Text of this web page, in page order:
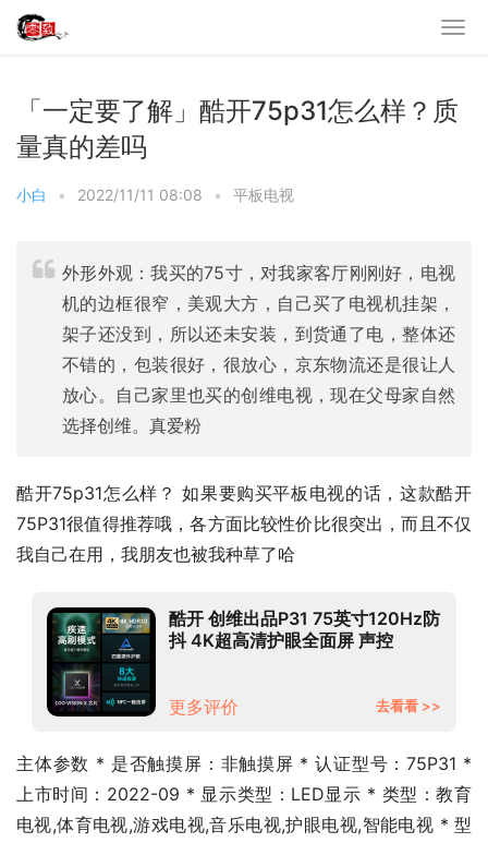
「一定要了解」酷开75p31怎么样？质
量真的差吗
小白 • 2022/11/11 08:08 • 平板电视
外形外观：我买的75寸，对我家客厅刚刚好，电视
机的边框很窄，美观大方，自己买了电视机挂架，
架子还没到，所以还未安装，到货通了电，整体还
不错的，包装很好，很放心，京东物流还是很让人
放心。自己家里也买的创维电视，现在父母家自然
选择创维。真爱粉
酷开75p31怎么样？ 如果要购买平板电视的话，这款酷开
75P31很值得推荐哦，各方面比较性价比很突出，而且不仅
我自己在用，我朋友也被我种草了哈
酷开 创维出品P31 75英寸120Hz防
抖 4K超高清护眼全面屏 声控
更多评价
去看看 >>
主体参数 * 是否触摸屏：非触摸屏 * 认证型号：75P31 *
上市时间：2022-09 * 显示类型：LED显示 * 类型：教育
电视,体育电视,游戏电视,音乐电视,护眼电视,智能电视 * 型